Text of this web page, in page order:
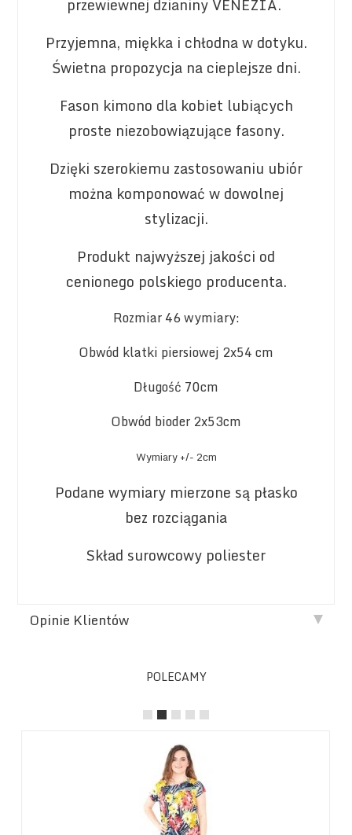
Przyjemna, miękka i chłodna w dotyku.
Świetna propozycja na cieplejsze dni.
Fason kimono dla kobiet lubiących
proste niezobowiązujące fasony.
Dzięki szerokiemu zastosowaniu ubiór
można komponować w dowolnej
stylizacji.
Produkt najwyższej jakości od
cenionego polskiego producenta.
Rozmiar 46 wymiary:
Obwód klatki piersiowej 2x54 cm
Długość 70cm
Obwód bioder 2x53cm
Wymiary +/- 2cm
Podane wymiary mierzone są płasko
bez rozciągania
Skład surowcowy poliester
Opinie Klientów
POLECAMY